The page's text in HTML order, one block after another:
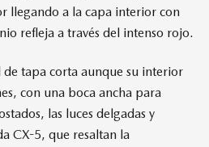
llegando a la capa interior con
refleja a través del intenso rojo.
de tapa corta aunque su interior
con una boca ancha para
las luces delgadas y
CX-5, que resaltan la